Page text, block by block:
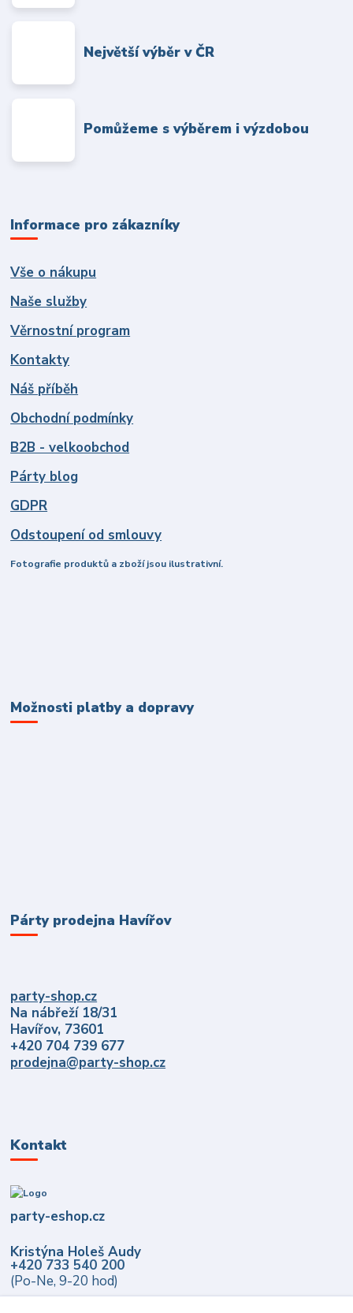
Největší výběr v ČR
Pomůžeme s výběrem i výzdobou
Informace pro zákazníky
Vše o nákupu
Naše služby
Věrnostní program
Kontakty
Náš příběh
Obchodní podmínky
B2B - velkoobchod
Párty blog
GDPR
Odstoupení od smlouvy
Fotografie produktů a zboží jsou ilustrativní.
Možnosti platby a dopravy
Párty prodejna Havířov
party-shop.cz
Na nábřeží 18/31
Havířov, 73601
+420 704 739 677
prodejna@party-shop.cz
Kontakt
party-eshop.cz
Kristýna Holeš Audy
+420 733 540 200
(Po-Ne, 9-20 hod)